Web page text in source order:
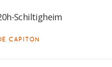
Schiltigheim
CAPITON